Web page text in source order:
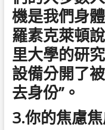
機是我們身
羅素克萊頓
里大學的研
設備分開了
去身份”。
3.你的焦慮